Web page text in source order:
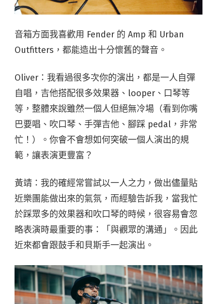
音箱方面我喜歡用 Fender 的 Amp 和 Urban
Outfitters，都能造出十分懷舊的聲音。
Oliver：我看過很多次你的演出，都是一人自彈
自唱，吉他搭配很多效果器、looper、口琴等
等，整體來說雖然一個人但絕無冷場（看到你嘴
巴要唱、吹口琴、手彈吉他、腳踩 pedal，非常
忙！）。你會不會想如何突破一個人演出的規
範，讓表演更豐富？
黃靖：我的確經常嘗試以一人之力，做出儘量貼
近樂團能做出來的氣氛，而經驗告訴我，當我忙
於踩眾多的效果器和吹口琴的時候，很容易會忽
略表演時最重要的事：「與觀眾的溝通」。因此
近來都會跟鼓手和貝斯手一起演出。